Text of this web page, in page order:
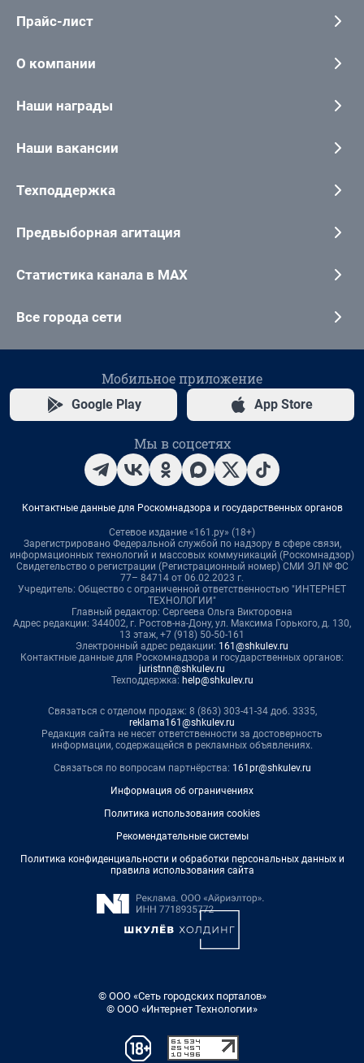
Прайс-лист
О компании
Наши награды
Наши вакансии
Техподдержка
Предвыборная агитация
Статистика канала в MAX
Все города сети
Мобильное приложение
Google Play App Store
Мы в соцсетях
Контактные данные для Роскомнадзора и государственных органов
Сетевое издание «161.ру» (18+)
Зарегистрировано Федеральной службой по надзору в сфере связи,
информационных технологий и массовых коммуникаций (Роскомнадзор)
Свидетельство о регистрации (Регистрационный номер) СМИ ЭЛ № ФС
77– 84714 от 06.02.2023 г.
Учредитель: Общество с ограниченной ответственностью "ИНТЕРНЕТ
ТЕХНОЛОГИИ"
Главный редактор: Сергеева Ольга Викторовна
Адрес редакции: 344002, г. Ростов-на-Дону, ул. Максима Горького, д. 130,
13 этаж, +7 (918) 50-50-161
Электронный адрес редакции: 161@shkulev.ru
Контактные данные для Роскомнадзора и государственных органов:
juristnn@shkulev.ru
Техподдержка: help@shkulev.ru
Связаться с отделом продаж: 8 (863) 303-41-34 доб. 3335,
reklama161@shkulev.ru
Редакция сайта не несет ответственности за достоверность
информации, содержащейся в рекламных объявлениях.
Связаться по вопросам партнёрства: 161pr@shkulev.ru
Информация об ограничениях
Политика использования cookies
Рекомендательные системы
Политика конфиденциальности и обработки персональных данных и
правила использования сайта
© ООО «Сеть городских порталов»
© ООО «Интернет Технологии»